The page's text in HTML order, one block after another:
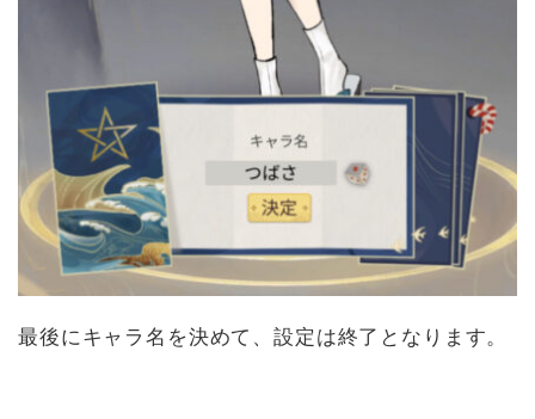
最後にキャラ名を決めて、設定は終了となります。